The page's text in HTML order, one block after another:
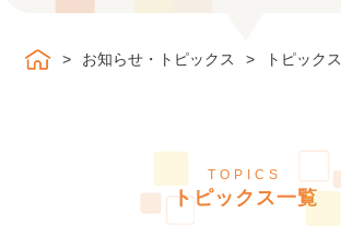
甲状腺・内分泌内科
お知らせ・トピックス トピックス
TOPICS
トピックス一覧